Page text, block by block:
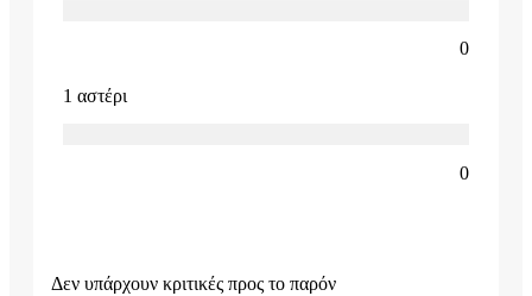
0
1 αστέρι
0
Δεν υπάρχουν κριτικές προς το παρόν